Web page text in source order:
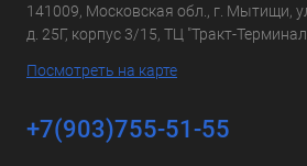
141009, Московская обл., г. Мытищи,
д. 25Г, корпус 3/15, ТЦ "Тракт-
Посмотреть на карте
+7(903)755-51-55